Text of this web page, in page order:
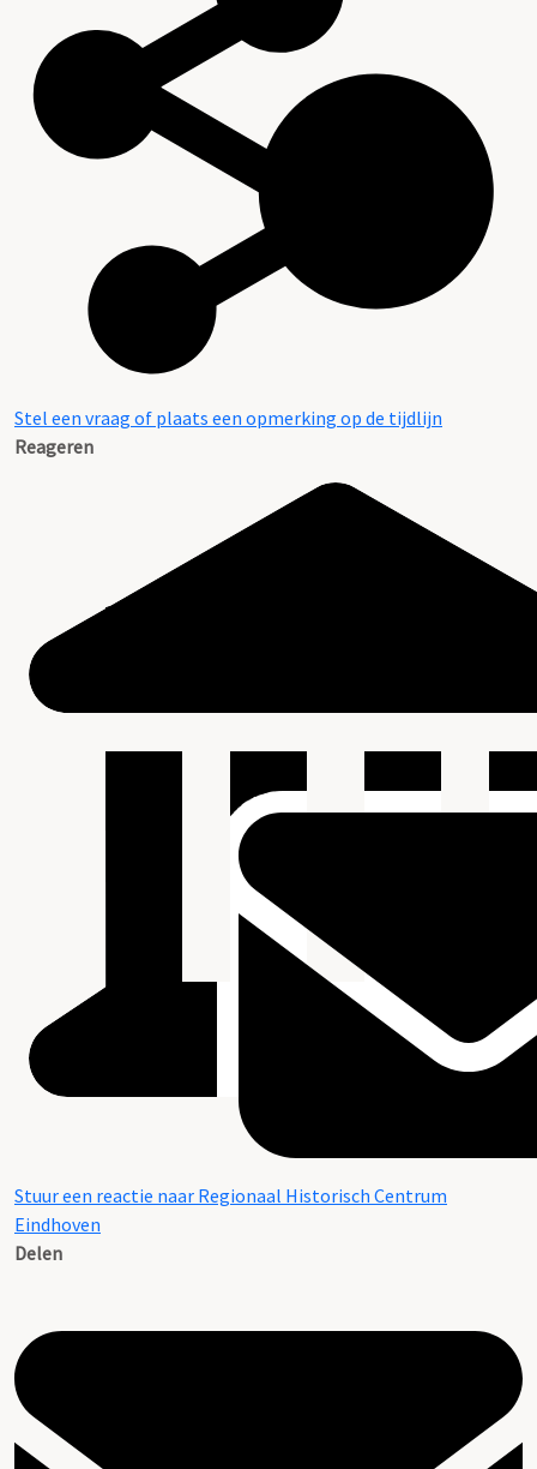
Stel een vraag of plaats een opmerking op de tijdlijn
Reageren
Stuur een reactie naar Regionaal Historisch Centrum
Eindhoven
Delen